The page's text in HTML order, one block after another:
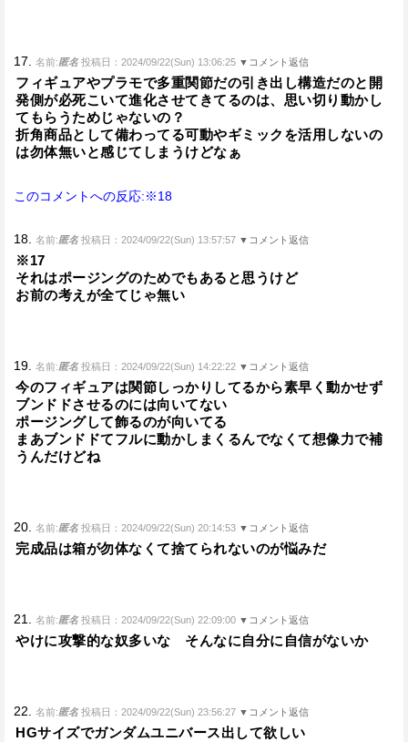
17. 名前:匿名 投稿日：2024/09/22(Sun) 13:06:25 ▼コメント返信
フィギュアやプラモで多重関節だの引き出し構造だのと開
発側が必死こいて進化させてきてるのは、思い切り動かし
てもらうためじゃないの？
折角商品として備わってる可動やギミックを活用しないの
は勿体無いと感じてしまうけどなぁ
このコメントへの反応:※18
18. 名前:匿名 投稿日：2024/09/22(Sun) 13:57:57 ▼コメント返信
※17
それはポージングのためでもあると思うけど
お前の考えが全てじゃ無い
19. 名前:匿名 投稿日：2024/09/22(Sun) 14:22:22 ▼コメント返信
今のフィギュアは関節しっかりしてるから素早く動かせず
ブンドドさせるのには向いてない
ポージングして飾るのが向いてる
まあブンドドてフルに動かしまくるんでなくて想像力で補
うんだけどね
20. 名前:匿名 投稿日：2024/09/22(Sun) 20:14:53 ▼コメント返信
完成品は箱が勿体なくて捨てられないのが悩みだ
21. 名前:匿名 投稿日：2024/09/22(Sun) 22:09:00 ▼コメント返信
やけに攻撃的な奴多いな そんなに自分に自信がないか
22. 名前:匿名 投稿日：2024/09/22(Sun) 23:56:27 ▼コメント返信
HGサイズでガンダムユニバース出して欲しい